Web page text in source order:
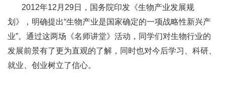
2012年12月29日，国务院印发《生物产业发展规
划》，明确提出“生物产业是国家确定的一项战略性新兴产
业”。通过这两场《名师讲堂》活动，同学们对生物行业的
发展前景有了更为直观的了解，同时也对今后学习、科研、
就业、创业树立了信心。